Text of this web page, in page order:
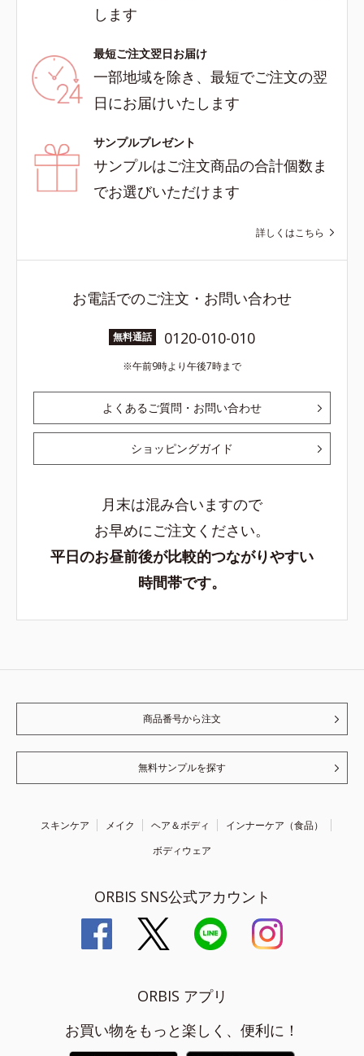
します
最短ご注文翌日お届け
一部地域を除き、最短でご注文の翌
日にお届けいたします
サンプルプレゼント
サンプルはご注文商品の合計個数ま
でお選びいただけます
詳しくはこちら
お電話でのご注文・お問い合わせ
無料通話 0120-010-010
午前9時より午後7時まで
よくあるご質問・お問い合わせ
ショッピングガイド
月末は混み合いますので
お早めにご注文ください。
平日のお昼前後が比較的つながりやすい
時間帯です。
商品番号から注文
無料サンプルを探す
スキンケア メイク ヘア＆ボディ
インナーケア（食品）
ボディウェア
ORBIS SNS公式アカウント
ORBIS アプリ
お買い物をもっと楽しく、便利に！